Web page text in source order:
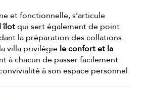
et fonctionnelle, s’articule
îlotqui sert également de point
la préparation des collations.
villa privilégie le confort et la
à chacun de passer facilement
à son espace personnel.